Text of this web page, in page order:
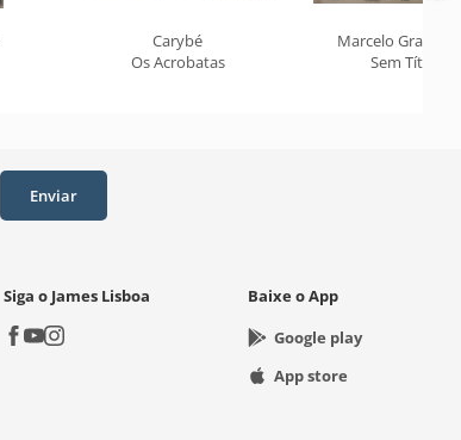
Carybé
Os Acrobatas
Marcelo
Sem Título
Enviar
Siga o James Lisboa
Baixe o App
Google play
App store